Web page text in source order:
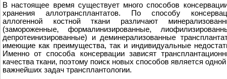
В настоящее время существует много способов
хранения аллотрансплантатов. По способу
аллогенной костной ткани различают
(замороженные, формалинизированные,
депротеинизированные) и деминерализованные
имеющие как преимущества, так и индивидуальные
Именно от способа консервации зависят
качества ткани, поэтому поиск новых способов является одной
важнейших задач трансплантологии.